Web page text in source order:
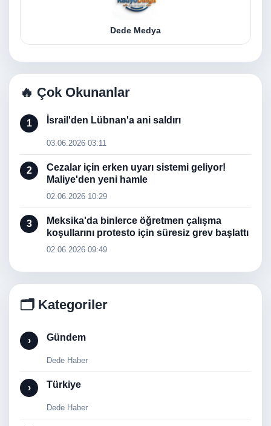
Dede Medya
🔥 Çok Okunanlar
1 İsrail'den Lübnan'a ani saldırı
03.06.2026 03:11
2
Cezalar için erken uyarı sistemi geliyor!
Maliye'den yeni hamle
02.06.2026 10:29
3
Meksika'da binlerce öğretmen çalışma
koşullarını protesto için süresiz grev başlattı
02.06.2026 09:49
🗂️ Kategoriler
› Gündem
Dede Haber
› Türkiye
Dede Haber